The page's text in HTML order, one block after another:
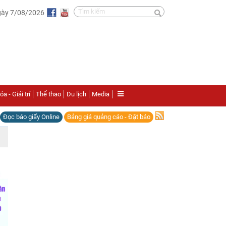
7/08/2026
- Giải trí Thể thao Du lịch Media
Đọc báo giấy Online Bảng giá quảng cáo - Đặt báo